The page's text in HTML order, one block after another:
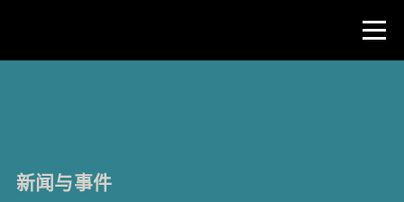
教师资源
新闻与事件